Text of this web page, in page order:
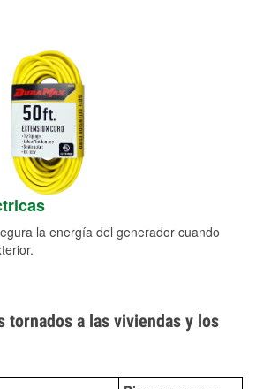
la energía del generador cuando
tornados a las viviendas y los